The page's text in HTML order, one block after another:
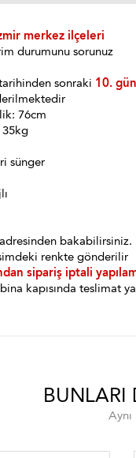
merkez ilçeleri
durumunu sorunuz
sonraki 10. gün
76cm
35kg
sünger
adresinden bakabilirsiniz.
renkte gönderilir
sipariş iptali
kapısında teslimat
BUNLARI